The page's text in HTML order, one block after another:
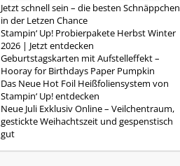
Jetzt schnell sein – die besten Schnäppchen
in der Letzen Chance
Stampin‘ Up! Probierpakete Herbst Winter
2026 | Jetzt entdecken
Geburtstagskarten mit Aufstelleffekt –
Hooray for Birthdays Paper Pumpkin
Das Neue Hot Foil Heißfoliensystem von
Stampin‘ Up! entdecken
Neue Juli Exklusiv Online – Veilchentraum,
gestickte Weihachtszeit und gespenstisch
gut